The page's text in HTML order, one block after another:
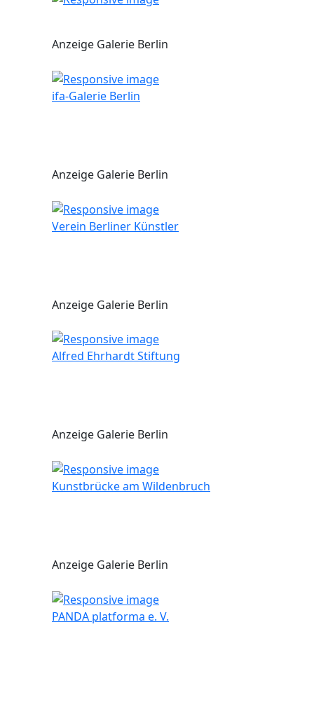
Anzeige Galerie Berlin
ifa-Galerie Berlin
Anzeige Galerie Berlin
Verein Berliner Künstler
Anzeige Galerie Berlin
Alfred Ehrhardt Stiftung
Anzeige Galerie Berlin
Kunstbrücke am Wildenbruch
Anzeige Galerie Berlin
PANDA platforma e. V.